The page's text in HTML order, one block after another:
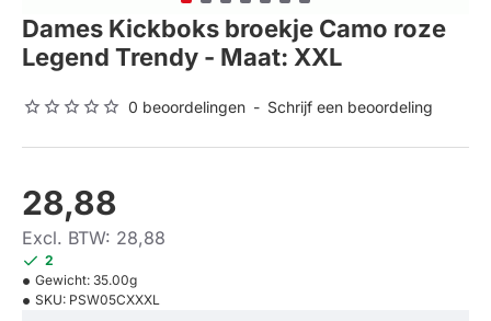
Dames Kickboks broekje Camo roze
Legend Trendy - Maat: XXL
0 beoordelingen - Schrijf een beoordeling
28,88
Excl. BTW: 28,88
2
Gewicht: 35.00g
SKU: PSW05CXXXL